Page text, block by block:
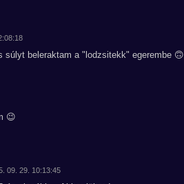
súlyt beleraktam a "lodzsitekk" egerembe 🙃
😉
09. 29. 10:13:45